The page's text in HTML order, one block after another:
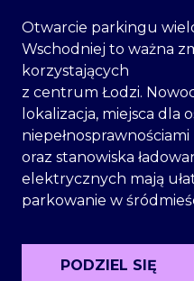
Otwarcie parkingu
Wschodniej to ważna
korzystających
z centrum Łodzi.
lokalizacja, miejsca dla
niepełnosprawnościami
oraz stanowiska
elektrycznych mają
parkowanie w
PODZIEL SIĘ